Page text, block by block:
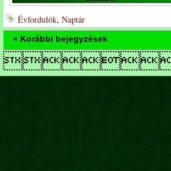
Évfordulók, Naptár
« Korábbi bejegyzések